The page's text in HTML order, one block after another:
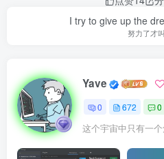
I try to give up the
努力了才
Yave
0 672 0